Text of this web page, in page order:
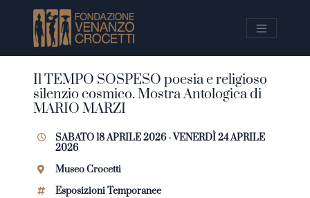
Il TEMPO SOSPESO poesia e religioso
silenzio cosmico. Mostra Antologica di
MARIO MARZI
SABATO 18 APRILE 2026 - VENERDÌ 24 APRILE
2026
Museo Crocetti
Esposizioni Temporanee